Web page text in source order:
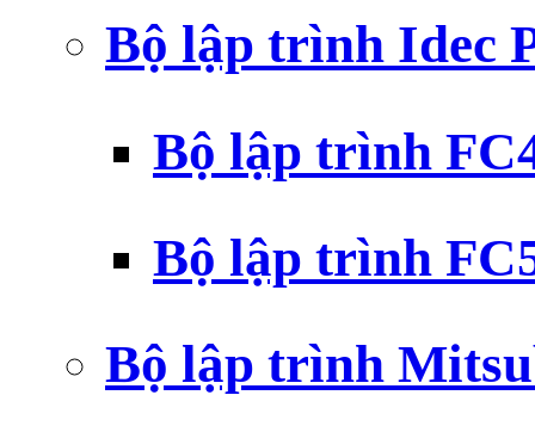
Bộ lập trình Idec
Bộ lập trình
Bộ lập trình
Bộ lập trình